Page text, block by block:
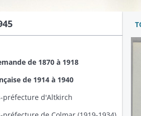
de 1870 à 1918
de 1914 à 1940
préfecture d'Altkirch